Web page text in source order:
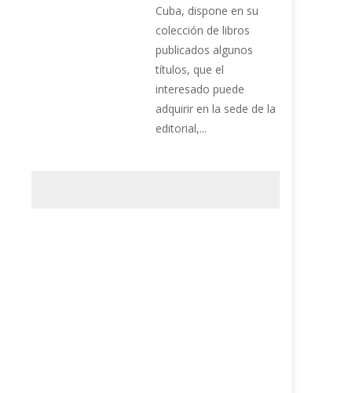
Cuba, dispone en su
colección de libros
publicados algunos
títulos, que el
interesado puede
adquirir en la sede de la
editorial,...